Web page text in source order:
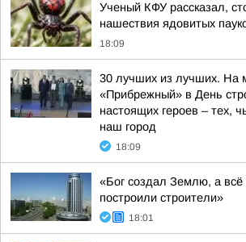
Ученый КФУ рассказал,
нашествия ядовитых
18:09
30 лучших из лучших. На
«Прибрежный» в День
настоящих героев – тех,
наш город
18:09
«Бог создал Землю, а всё
построили строители»
18:01